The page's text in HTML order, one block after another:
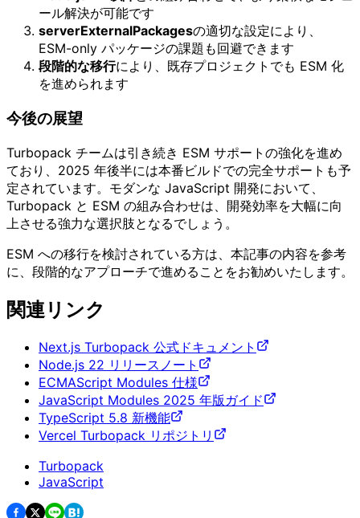
ール解決が可能です
serverExternalPackagesの適切な設定により、
ESM-only パッケージの課題も回避できます
段階的な移行により、既存プロジェクトでも ESM 化
を進められます
今後の展望
Turbopack チームは引き続き ESM サポートの強化を進め
ており、2025 年後半には本番ビルドでの完全サポートも予
定されています。モダンな JavaScript 開発において、
Turbopack と ESM の組み合わせは、開発効率を大幅に向
上させる強力な選択肢となるでしょう。
ESM への移行を検討されている方は、本記事の内容を参考
に、段階的なアプローチで進めることをお勧めいたします。
関連リンク
Next.js Turbopack 公式ドキュメント
Node.js 22 リリースノート
ECMAScript Modules 仕様
JavaScript Modules 2025 年版ガイド
TypeScript 5.8 新機能
Vercel Turbopack リポジトリ
Turbopack
JavaScript